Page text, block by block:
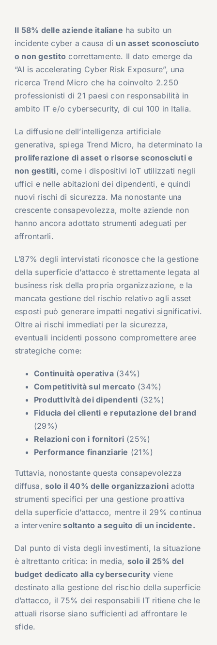
Il 58% delle aziende italiane ha subito un
incidente cyber a causa di un asset sconosciuto
o non gestito correttamente. Il dato emerge da
“AI is accelerating Cyber Risk Exposure”, una
ricerca Trend Micro che ha coinvolto 2.250
professionisti di 21 paesi con responsabilità in
ambito IT e/o cybersecurity, di cui 100 in Italia.
La diffusione dell’intelligenza artificiale
generativa, spiega Trend Micro, ha determinato la
proliferazione di asset o risorse sconosciuti e
non gestiti, come i dispositivi IoT utilizzati negli
uffici e nelle abitazioni dei dipendenti, e quindi
nuovi rischi di sicurezza. Ma nonostante una
crescente consapevolezza, molte aziende non
hanno ancora adottato strumenti adeguati per
affrontarli.
L’87% degli intervistati riconosce che la gestione
della superficie d’attacco è strettamente legata al
business risk della propria organizzazione, e la
mancata gestione del rischio relativo agli asset
esposti può generare impatti negativi significativi.
Oltre ai rischi immediati per la sicurezza,
eventuali incidenti possono compromettere aree
strategiche come:
Continuità operativa(34%)
Competitività sul mercato (34%)
Produttività dei dipendenti (32%)
Fiducia dei clienti e reputazione del brand
(29%)
Relazioni con i fornitori(25%)
Performance finanziarie (21%)
Tuttavia, nonostante questa consapevolezza
diffusa, solo il 40% delle organizzazioniadotta
strumenti specifici per una gestione proattiva
della superficie d’attacco, mentre il 29% continua
a intervenire soltanto a seguito di un incidente.
Dal punto di vista degli investimenti, la situazione
è altrettanto critica: in media, solo il 25% del
budget dedicato alla cybersecurity viene
destinato alla gestione del rischio della superficie
d’attacco, il 75% dei responsabili IT ritiene che le
attuali risorse siano sufficienti ad affrontare le
sfide.